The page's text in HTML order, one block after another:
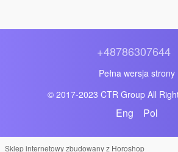
+48786307644
Pełna wersja strony
© 2017-2023 CTR Group All
Eng Pol
Sklep internetowy zbudowany z Horoshop